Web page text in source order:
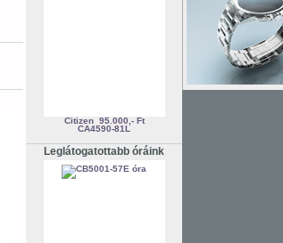
Citizen 95.000,- Ft
CA4590-81L
Leglátogatottabb óráink